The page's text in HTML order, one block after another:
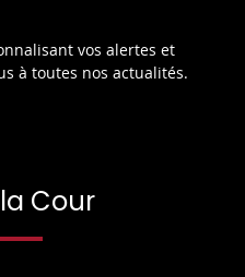
vos alertes et
à toutes nos actualités.
la Cour